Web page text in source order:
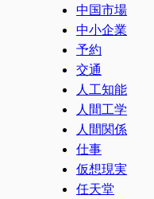
中国市場
中小企業
予約
交通
人工知能
人間工学
人間関係
仕事
仮想現実
任天堂